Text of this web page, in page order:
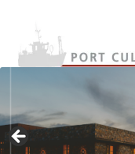
Navigation
springen
Zum
Inhalt
springen
Onlineshop